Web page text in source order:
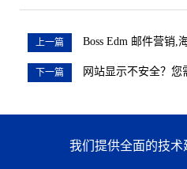
上一篇 Boss Edm 邮件营销,海
下一篇 网站显示不安全？您需要
我们提供全面的技